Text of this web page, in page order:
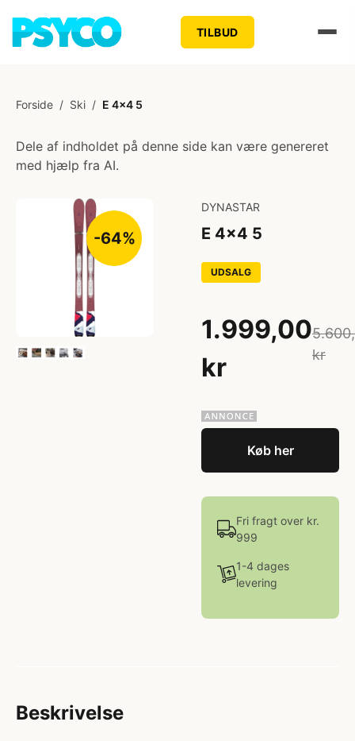
TILBUD
Forside / Ski / E 4x4 5
Dele af indholdet på denne side kan være genereret
med hjælp fra AI.
-64%
DYNASTAR
E 4x4 5
UDSALG
1.999,00
kr
kr
Køb her
Fri fragt over kr.
999
1-4 dages
levering
Beskrivelse